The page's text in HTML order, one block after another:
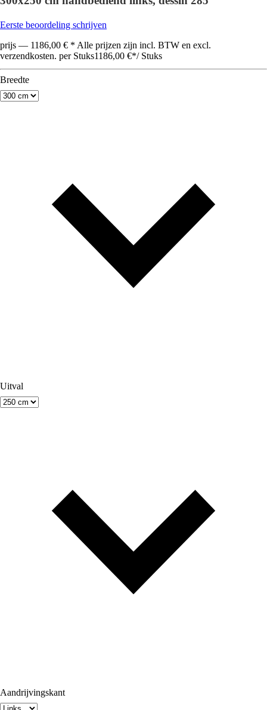
Eerste beoordeling schrijven
prijs — 1186,00 € * Alle prijzen zijn incl. BTW en excl.
verzendkosten. per Stuks1186,00 €*/ Stuks
Breedte
Uitval
Aandrijvingskant